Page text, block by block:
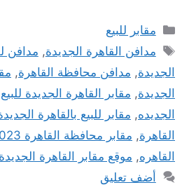
التصنيفات
مقابر للبيع
الوسوم
مدافن القاهرة الجديدة, مدافن
الجديدة, مدافن محافظة القاهرة,
الجديدة, مقابر القاهرة الجديدة للبيع
الجديده, مقابر للبيع بالقاهرة
القاهرة, مقابر محافظة القاهرة 2023
القاهره, موقع مقابر القاهرة الجديدة
أضف تعليق